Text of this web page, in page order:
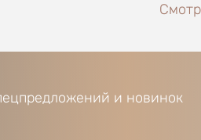
и новинок